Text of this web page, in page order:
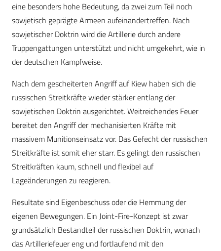
eine besonders hohe Bedeutung, da zwei zum Teil noch
sowjetisch geprägte Armeen aufeinandertreffen. Nach
sowjetischer Doktrin wird die Artillerie durch andere
Truppengattungen unterstützt und nicht umgekehrt, wie in
der deutschen Kampfweise.
Nach dem gescheiterten Angriff auf Kiew haben sich die
russischen Streitkräfte wieder stärker entlang der
sowjetischen Doktrin ausgerichtet. Weitreichendes Feuer
bereitet den Angriff der mechanisierten Kräfte mit
massivem Munitionseinsatz vor. Das Gefecht der russischen
Streitkräfte ist somit eher starr. Es gelingt den russischen
Streitkräften kaum, schnell und flexibel auf
Lageänderungen zu reagieren.
Resultate sind Eigenbeschuss oder die Hemmung der
eigenen Bewegungen. Ein Joint-Fire-Konzept ist zwar
grundsätzlich Bestandteil der russischen Doktrin, wonach
das Artilleriefeuer eng und fortlaufend mit den